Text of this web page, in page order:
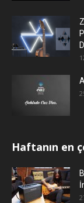
Haftanın en